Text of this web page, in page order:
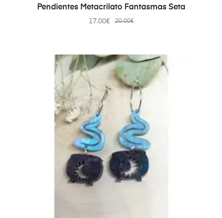
AÑADIR AL CARRITO
Pendientes Metacrilato Fantasmas Seta
20.00€
17.00€